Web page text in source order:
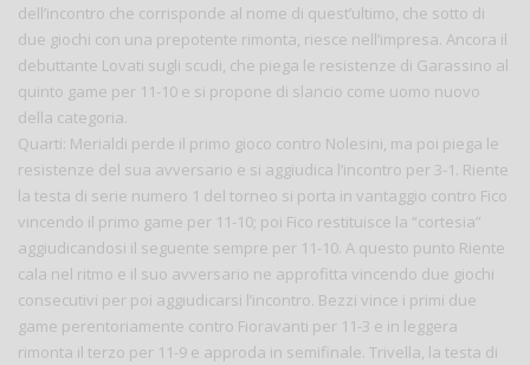
dell’incontro che corrisponde al nome di quest’ultimo, che sotto di
due giochi con una prepotente rimonta, riesce nell’impresa. Ancora il
debuttante Lovati sugli scudi, che piega le resistenze di Garassino al
quinto game per 11-10 e si propone di slancio come uomo nuovo
della categoria.
Quarti: Merialdi perde il primo gioco contro Nolesini, ma poi piega le
resistenze del sua avversario e si aggiudica l’incontro per 3-1. Riente
la testa di serie numero 1 del torneo si porta in vantaggio contro Fico
vincendo il primo game per 11-10; poi Fico restituisce la “cortesia”
aggiudicandosi il seguente sempre per 11-10. A questo punto Riente
cala nel ritmo e il suo avversario ne approfitta vincendo due giochi
consecutivi per poi aggiudicarsi l’incontro. Bezzi vince i primi due
game perentoriamente contro Fioravanti per 11-3 e in leggera
rimonta il terzo per 11-9 e approda in semifinale. Trivella, la testa di